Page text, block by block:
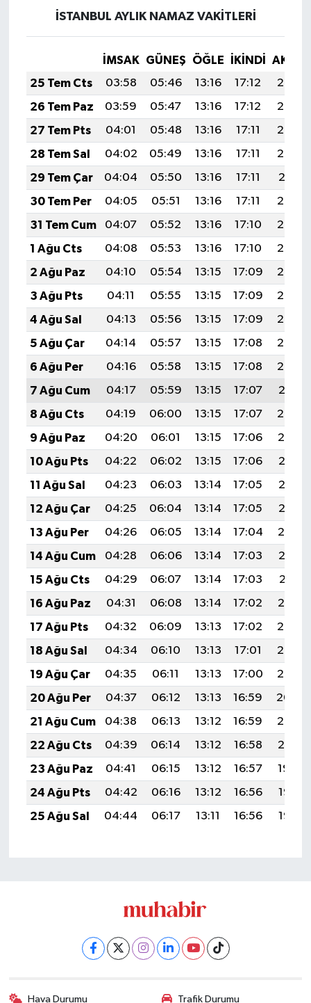
İSTANBUL AYLIK NAMAZ VAKITLERI
İMSAK GÜNEŞ ÖĞLE İKINDI
25 Tem Cts
03:58 05:46 13:16 17:12
20:35
26 Tem Paz
03:59 05:47 13:16 17:12
20:34
27 Tem Pts
04:01 05:48 13:16 17:11
20:33
28 Tem Sal
04:02 05:49 13:16 17:11
20:32
29 Tem Çar
04:04 05:50 13:16 17:11
20:31
30 Tem Per
04:05 05:51 13:16 17:11
20:30
31 Tem Cum
04:07 05:52 13:16 17:10
20:29
1 Ağu Cts
04:08 05:53 13:16 17:10
20:28
2 Ağu Paz
04:10 05:54 13:15 17:09
20:27
3 Ağu Pts
04:11 05:55 13:15 17:09
20:26
4 Ağu Sal
04:13 05:56 13:15 17:09
20:25
5 Ağu Çar
04:14 05:57 13:15 17:08
20:24
6 Ağu Per
04:16 05:58 13:15 17:08
20:23
7 Ağu Cum
04:17 05:59 13:15 17:07
20:21
8 Ağu Cts
04:19 06:00 13:15 17:07
20:20
9 Ağu Paz
04:20 06:01 13:15 17:06
20:19
10 Ağu Pts
04:22 06:02 13:15 17:06
20:18
11 Ağu Sal
04:23 06:03 13:14 17:05
20:16
12 Ağu Çar
04:25 06:04 13:14 17:05
20:15
13 Ağu Per
04:26 06:05 13:14 17:04
20:14
14 Ağu Cum
04:28 06:06 13:14 17:03
20:12
15 Ağu Cts
04:29 06:07 13:14 17:03
20:11
16 Ağu Paz
04:31 06:08 13:14 17:02
20:10
17 Ağu Pts
04:32 06:09 13:13 17:02
20:08
18 Ağu Sal
04:34 06:10 13:13 17:01
20:07
19 Ağu Çar
04:35 06:11 13:13 17:00
20:05
20 Ağu Per
04:37 06:12 13:13 16:59
20:04
21 Ağu Cum
04:38 06:13 13:12 16:59
20:02
22 Ağu Cts
04:39 06:14 13:12 16:58
20:01
23 Ağu Paz
04:41 06:15 13:12 16:57
19:59
24 Ağu Pts
04:42 06:16 13:12 16:56
19:58
25 Ağu Sal
04:44 06:17 13:11 16:56 19:56
Hava Durumu Trafik Durumu